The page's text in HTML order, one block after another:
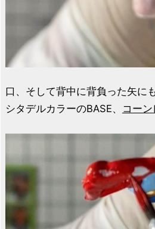
口、そして背中に背負った矢に
シタデルカラーのBASE、 コー